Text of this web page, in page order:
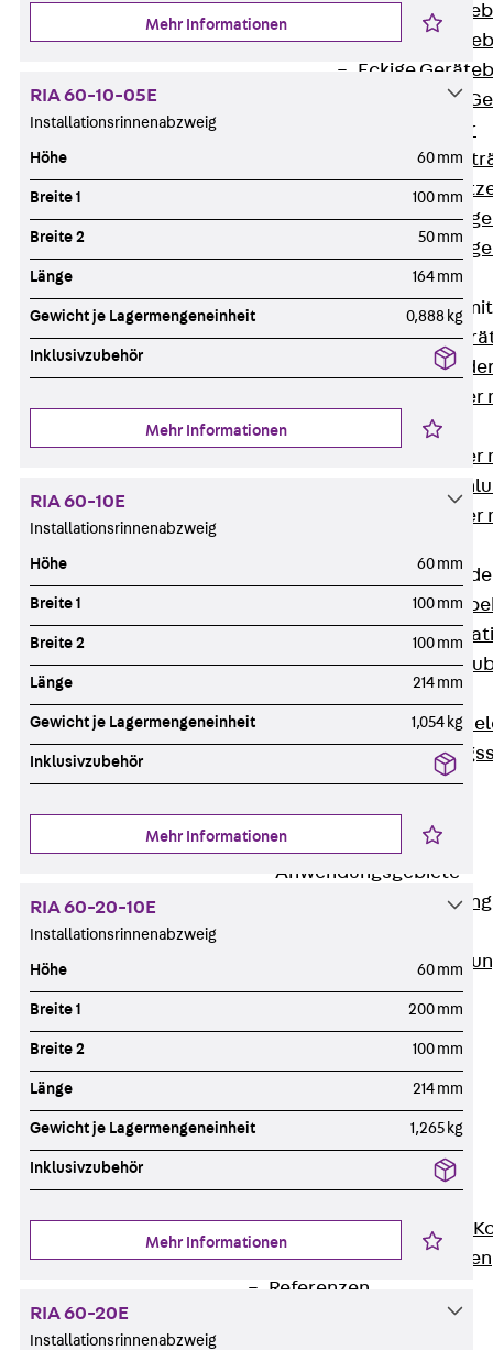
Runde
Eckige
Eckige
Zubehör für
Geräteträger
Multimedia
Gerätebecher
Zurück
Gerätebecher
Anschluss
Gerätebecher
GST18-
Gerätebecher
Zubehör für
Zurück
Optionales
Ersatzteile
Werkzeuge
Wireless Charging
Anwendungsgebiete
Bodengeführte
Rechenzentrum
Funktionserhalt
Services
Services
Beratung, Planung,
Individuelle Lösungen
Referenzen
Mehr Informationen
RIA 60-10-05E
Installationsrinnenabzweig
Höhe 60 mm
Breite 1 100 mm
Breite 2 50 mm
Länge 164 mm
Gewicht je Lagermengeneinheit 0,888 kg
Inklusivzubehör
Mehr Informationen
RIA 60-10E
Installationsrinnenabzweig
Höhe 60 mm
Breite 1 100 mm
Breite 2 100 mm
Länge 214 mm
Gewicht je Lagermengeneinheit 1,054 kg
Inklusivzubehör
Mehr Informationen
RIA 60-20-10E
Installationsrinnenabzweig
Höhe 60 mm
Breite 1 200 mm
Breite 2 100 mm
Länge 214 mm
Gewicht je Lagermengeneinheit 1,265 kg
Inklusivzubehör
Mehr Informationen
RIA 60-20E
Installationsrinnenabzweig